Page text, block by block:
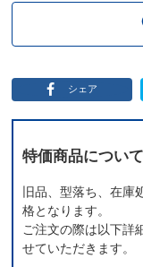
シェア
特価商品につい
旧品、型落ち、在庫
格となります。
ご注文の際は以下詳
せていただきます。